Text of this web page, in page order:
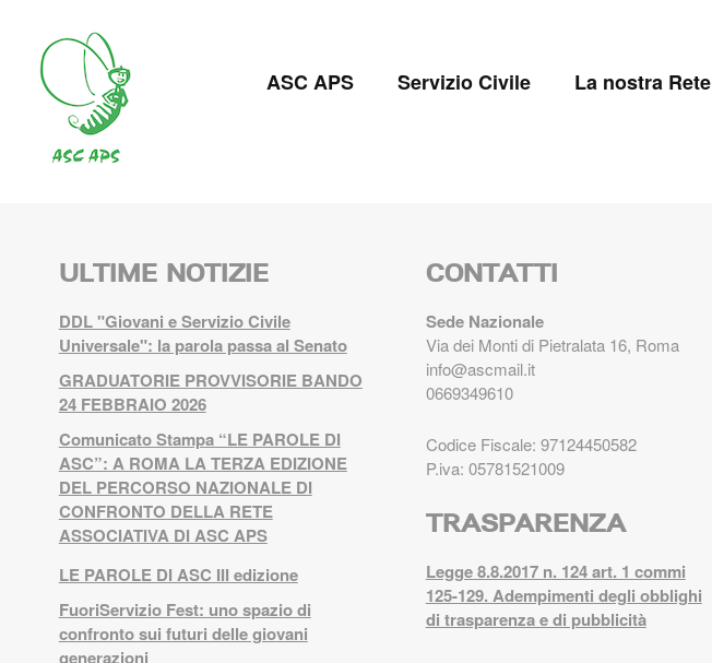
contenuto
principale
Navigazione
ASC APS Servizio Civile La nostra Rete
ULTIME NOTIZIE
DDL "Giovani e Servizio Civile
Universale": la parola passa al Senato
GRADUATORIE PROVVISORIE BANDO
24 FEBBRAIO 2026
Comunicato Stampa “LE PAROLE DI
ASC”: A ROMA LA TERZA EDIZIONE
DEL PERCORSO NAZIONALE DI
CONFRONTO DELLA RETE
ASSOCIATIVA DI ASC APS
LE PAROLE DI ASC III edizione
FuoriServizio Fest: uno spazio di
confronto sui futuri delle giovani
generazioni
CONTATTI
Sede Nazionale
Via dei Monti di Pietralata 16, Roma
info@ascmail.it
0669349610
Codice Fiscale: 97124450582
P.iva: 05781521009
TRASPARENZA
Legge 8.8.2017 n. 124 art. 1 commi
125-129. Adempimenti degli obblighi
di trasparenza e di pubblicità